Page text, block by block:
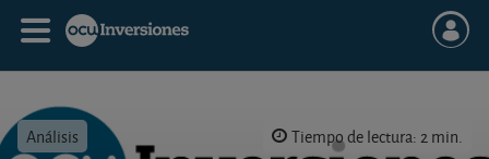
Análisis Tiempo de lectura: 2 min.